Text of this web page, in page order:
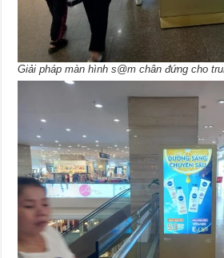
Giải pháp màn hình s@m chân đứng cho